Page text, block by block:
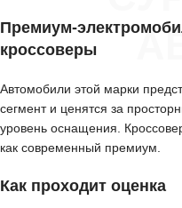
Премиум-
кроссоверы
Автомобили этой марки
сегмент и ценятся за
уровень оснащения.
как современный премиум.
Как проходит оценка